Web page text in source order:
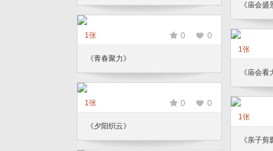
《庙会盛
1张 0 0
《青春聚力》
1张
《庙会看
1张 0 0
《夕阳织云》
1张
《亲子剪